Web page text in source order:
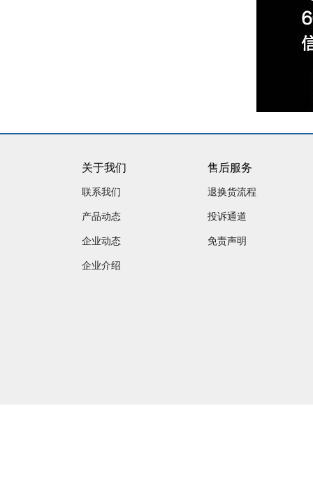
关于我们
联系我们
产品动态
企业动态
企业介绍
售后服务
退换货流程
投诉通道
免责声明